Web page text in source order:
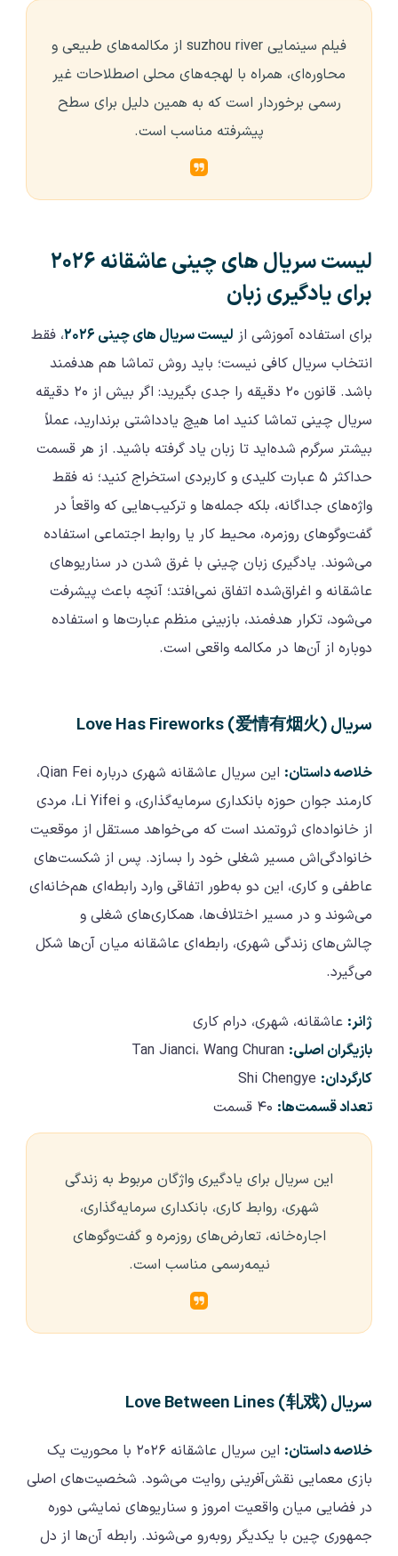
فیلم سینمایی suzhou river از مکالمه‌های طبیعی و
محاوره‌ای، همراه با لهجه‌های محلی اصطلاحات غیر
رسمی برخوردار است که به همین دلیل برای سطح
پیشرفته مناسب است.
لیست سریال های چینی عاشقانه ۲۰۲۶
برای یادگیری زبان
برای استفاده آموزشی از لیست سریال های چینی ۲۰۲۶
، فقط
انتخاب سریال کافی نیست؛ باید روش تماشا هم هدفمند
باشد. قانون ۲۰ دقیقه را جدی بگیرید: اگر بیش از ۲۰ دقیقه
سریال چینی تماشا کنید اما هیچ یادداشتی برندارید، عملاً
بیشتر سرگرم شده‌اید تا زبان یاد گرفته باشید. از هر قسمت
حداکثر ۵ عبارت کلیدی و کاربردی استخراج کنید؛ نه فقط
واژه‌های جداگانه، بلکه جمله‌ها و ترکیب‌هایی که واقعاً در
گفت‌وگوهای روزمره، محیط کار یا روابط اجتماعی استفاده
می‌شوند. یادگیری زبان چینی با غرق شدن در سناریوهای
عاشقانه و اغراق‌شده اتفاق نمی‌افتد؛ آنچه باعث پیشرفت
می‌شود، تکرار هدفمند، بازبینی منظم عبارت‌ها و استفاده
دوباره از آن‌ها در مکالمه واقعی است.
سریال (Love Has Fireworks (爱情有烟火
خلاصه داستان:
این سریال عاشقانه شهری درباره Qian Fei،
کارمند جوان حوزه بانکداری سرمایه‌گذاری، و Li Yifei، مردی
از خانواده‌ای ثروتمند است که می‌خواهد مستقل از موقعیت
خانوادگی‌اش مسیر شغلی خود را بسازد. پس از شکست‌های
عاطفی و کاری، این دو به‌طور اتفاقی وارد رابطه‌ای هم‌خانه‌ای
می‌شوند و در مسیر اختلاف‌ها، همکاری‌های شغلی و
چالش‌های زندگی شهری، رابطه‌ای عاشقانه میان آن‌ها شکل
می‌گیرد.
ژانر: عاشقانه، شهری، درام کاری
بازیگران اصلی: Tan Jianci، Wang Churan
کارگردان:
تعداد قسمت‌ها:
این سریال برای یادگیری واژگان مربوط به زندگی
شهری، روابط کاری، بانکداری سرمایه‌گذاری،
اجاره‌خانه، تعارض‌های روزمره و گفت‌وگوهای
نیمه‌رسمی مناسب‌ است.
سریال (Love Between Lines (轧戏
خلاصه داستان:
این سریال عاشقانه ۲۰۲۶ با محوریت یک
بازی معمایی نقش‌آفرینی روایت می‌شود. شخصیت‌های اصلی
در فضایی میان واقعیت امروز و سناریوهای نمایشی دوره
جمهوری چین با یکدیگر روبه‌رو می‌شوند. رابطه آن‌ها از دل